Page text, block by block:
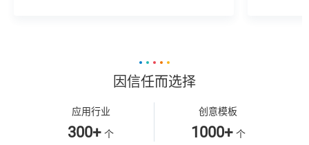
因信任而选择
应用行业
300+ 个
创意模板
1000+ 个